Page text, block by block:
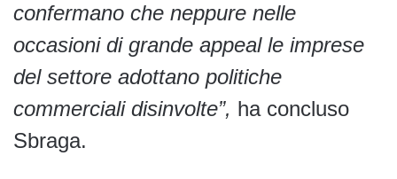
confermano che neppure nelle
occasioni di grande appeal le imprese
del settore adottano politiche
commerciali disinvolte”, ha concluso
Sbraga.